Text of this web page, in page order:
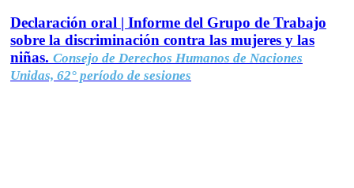
Declaración oral | Informe del Grupo de Trabajo
sobre la discriminación contra las mujeres y las
niñas. Consejo de Derechos Humanos de Naciones
Unidas, 62° período de sesiones